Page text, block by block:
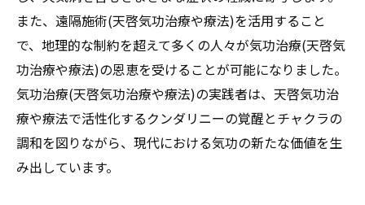
また、遠隔施術(天啓気功治療や療法)を活用すること
で、地理的な制約を超えて多くの人々が気功治療(天啓気
功治療や療法)の恩恵を受けることが可能になりました。
気功治療(天啓気功治療や療法)の実践者は、天啓気功治
療や療法で活性化するクンダリニーの覚醒とチャクラの
調和を図りながら、現代における気功の新たな価値を生
み出しています。